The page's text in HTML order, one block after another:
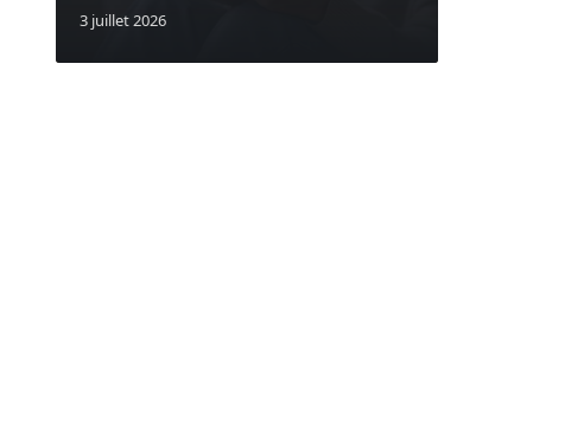
3 juillet 2026